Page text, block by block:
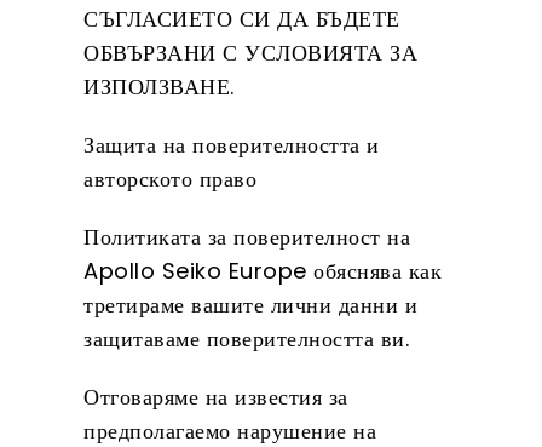
СЪГЛАСИЕТО СИ ДА БЪДЕТЕ
ОБВЪРЗАНИ С УСЛОВИЯТА ЗА
ИЗПОЛЗВАНЕ.
Защита на поверителността и
авторското право
Политиката за поверителност на
Apollo Seiko Europe обяснява как
третираме вашите лични данни и
защитаваме поверителността ви.
Отговаряме на известия за
предполагаемо нарушение на